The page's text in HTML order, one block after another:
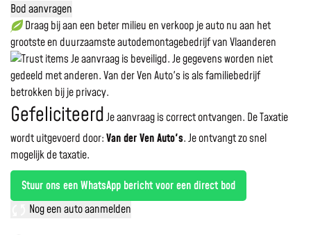
Bod aanvragen
Draag bij aan een beter milieu en verkoop je auto nu aan het
grootste en duurzaamste autodemontagebedrijf van Vlaanderen
Je aanvraag is beveiligd. Je gegevens worden niet
gedeeld met anderen. Van der Ven Auto's is als familiebedrijf
betrokken bij je privacy.
GefeliciteerdJe aanvraag is correct ontvangen. De Taxatie
wordt uitgevoerd door:Van der Ven Auto's.Je ontvangt zo snel
mogelijk de taxatie.
Stuur ons een WhatsApp bericht voor een direct bod
Nog een auto aanmelden